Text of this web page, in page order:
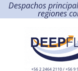
Despachos
regiones